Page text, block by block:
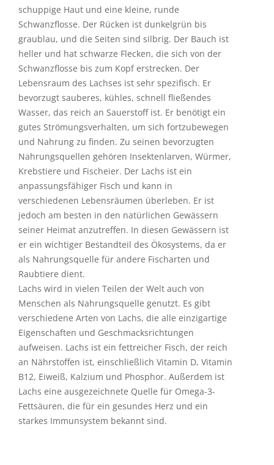
schuppige Haut und eine kleine, runde
Schwanzflosse. Der Rücken ist dunkelgrün bis
graublau, und die Seiten sind silbrig. Der Bauch ist
heller und hat schwarze Flecken, die sich von der
Schwanzflosse bis zum Kopf erstrecken. Der
Lebensraum des Lachses ist sehr spezifisch. Er
bevorzugt sauberes, kühles, schnell fließendes
Wasser, das reich an Sauerstoff ist. Er benötigt ein
gutes Strömungsverhalten, um sich fortzubewegen
und Nahrung zu finden. Zu seinen bevorzugten
Nahrungsquellen gehören Insektenlarven, Würmer,
Krebstiere und Fischeier. Der Lachs ist ein
anpassungsfähiger Fisch und kann in
verschiedenen Lebensräumen überleben. Er ist
jedoch am besten in den natürlichen Gewässern
seiner Heimat anzutreffen. In diesen Gewässern ist
er ein wichtiger Bestandteil des Ökosystems, da er
als Nahrungsquelle für andere Fischarten und
Raubtiere dient.
Lachs wird in vielen Teilen der Welt auch von
Menschen als Nahrungsquelle genutzt. Es gibt
verschiedene Arten von Lachs, die alle einzigartige
Eigenschaften und Geschmacksrichtungen
aufweisen. Lachs ist ein fettreicher Fisch, der reich
an Nährstoffen ist, einschließlich Vitamin D, Vitamin
B12, Eiweiß, Kalzium und Phosphor. Außerdem ist
Lachs eine ausgezeichnete Quelle für Omega-3-
Fettsäuren, die für ein gesundes Herz und ein
starkes Immunsystem bekannt sind.